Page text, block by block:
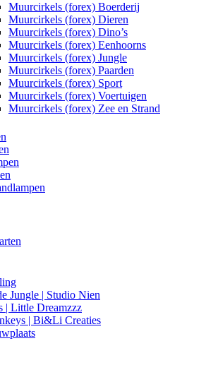
Muurcirkels (forex) Boerderij
Muurcirkels (forex) Dieren
Muurcirkels (forex) Dino’s
Muurcirkels (forex) Eenhoorns
Muurcirkels (forex) Jungle
Muurcirkels (forex) Paarden
Muurcirkels (forex) Sport
Muurcirkels (forex) Voertuigen
Muurcirkels (forex) Zee en Strand
Jungle | Studio Nien
| Little Dreamzzz
| Bi&Li Creaties